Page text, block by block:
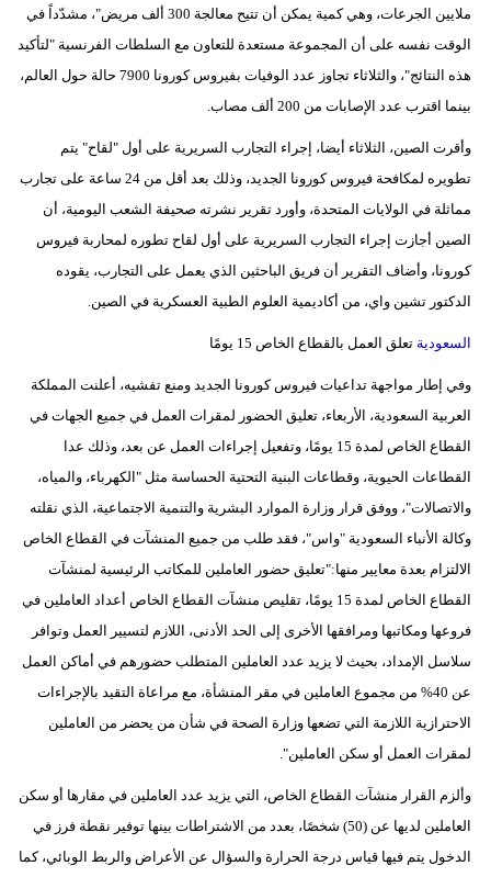
ملايين الجرعات، وهي كمية يمكن أن تتيح معالجة 300 ألف مريض"، مشدّداً في
الوقت نفسه على أن المجموعة مستعدة للتعاون مع السلطات الفرنسية "لتأكيد
هذه النتائج"، والثلاثاء تجاوز عدد الوفيات بفيروس كورونا 7900 حالة حول العالم،
بينما اقترب عدد الإصابات من 200 ألف مصاب.
وأقرت الصين، الثلاثاء أيضا، إجراء التجارب السريرية على أول "لقاح" يتم
تطويره لمكافحة فيروس كورونا الجديد، وذلك بعد أقل من 24 ساعة على تجارب
مماثلة في الولايات المتحدة، وأورد تقرير نشرته صحيفة الشعب اليومية، أن
الصين أجازت إجراء التجارب السريرية على أول لقاح تطوره لمحاربة فيروس
كورونا، وأضاف التقرير أن فريق الباحثين الذي يعمل على التجارب، يقوده
الدكتور تشين واي، من أكاديمية العلوم الطبية العسكرية في الصين.
السعودية تعلق العمل بالقطاع الخاص 15 يومًا
وفي إطار مواجهة تداعيات فيروس كورونا الجديد ومنع تفشيه، أعلنت المملكة
العربية السعودية، الأربعاء، تعليق الحضور لمقرات العمل في جميع الجهات في
القطاع الخاص لمدة 15 يومًا، وتفعيل إجراءات العمل عن بعد، وذلك عدا
القطاعات الحيوية، وقطاعات البنية التحتية الحساسة مثل "الكهرباء، والمياه،
والاتصالات"، ووفق قرار وزارة الموارد البشرية والتنمية الاجتماعية، الذي نقلته
وكالة الأنباء السعودية "واس"، فقد طلب من جميع المنشآت في القطاع الخاص
الالتزام بعدة معايير منها:"تعليق حضور العاملين للمكاتب الرئيسية لمنشآت
القطاع الخاص لمدة 15 يومًا، تقليص منشآت القطاع الخاص أعداد العاملين في
فروعها ومكاتبها ومرافقها الأخرى إلى الحد الأدنى، اللازم لتسيير العمل وتوافر
سلاسل الإمداد، بحيث لا يزيد عدد العاملين المتطلب حضورهم في أماكن العمل
عن 40% من مجموع العاملين في مقر المنشأة، مع مراعاة التقيد بالإجراءات
الاحترازية اللازمة التي تضعها وزارة الصحة في شأن من يحضر من العاملين
لمقرات العمل أو سكن العاملين".
وألزم القرار منشآت القطاع الخاص، التي يزيد عدد العاملين في مقارها أو سكن
العاملين لديها عن (50) شخصًا، بعدد من الاشتراطات بينها توفير نقطة فرز في
الدخول يتم فيها قياس درجة الحرارة والسؤال عن الأعراض والربط الوبائي، كما